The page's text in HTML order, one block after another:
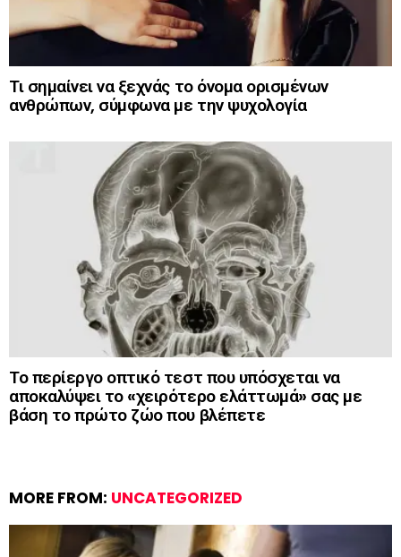
Τι σημαίνει να ξεχνάς το όνομα ορισμένων
ανθρώπων, σύμφωνα με την ψυχολογία
Το περίεργο οπτικό τεστ που υπόσχεται να
αποκαλύψει το «χειρότερο ελάττωμά» σας με
βάση το πρώτο ζώο που βλέπετε
MORE FROM: UNCATEGORIZED